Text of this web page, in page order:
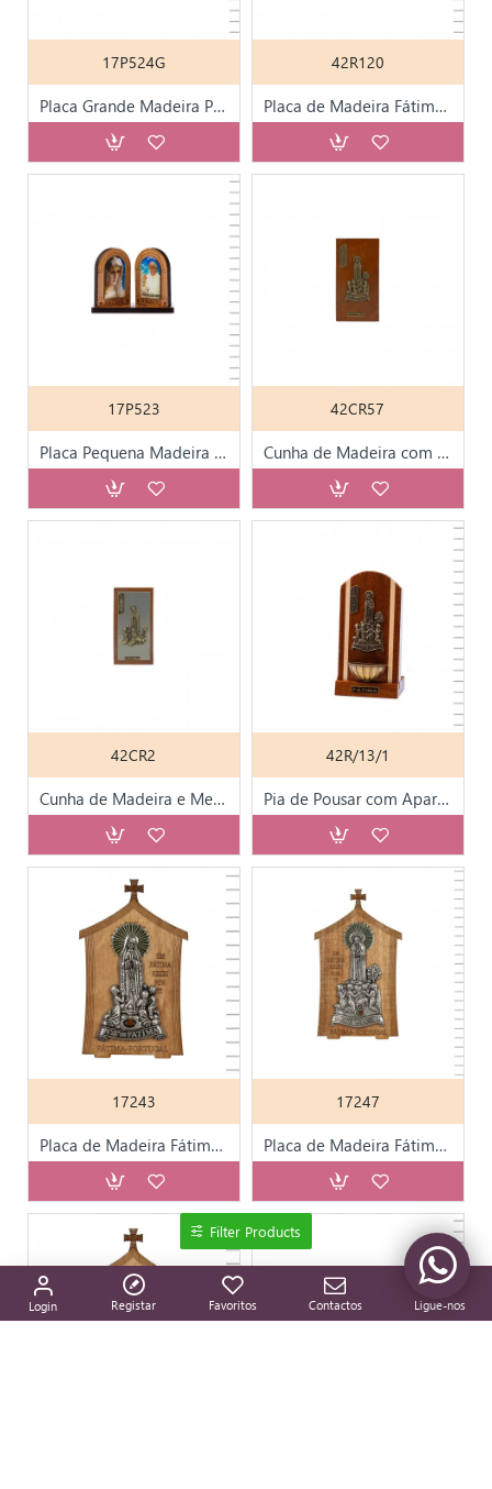
17P524G
Placa Grande Madeira Papa Francisco e Fátima Colorido
42R120
Placa de Madeira Fátima Metal 7 cm
17P523
Placa Pequena Madeira Papa Francisco e Fátima Colorido
42CR57
Cunha de Madeira com Fátima 10.1*5.4cm
42CR2
Cunha de Madeira e Metal com Fátima 11.4*6cm
42R/13/1
Pia de Pousar com Aparição Metal 10,50 cm
17243
Placa de Madeira Fátima Metal 12.50x7.20cm
17247
Placa de Madeira Fátima Metal 15.50x8.00cm
Login Registar Favoritos Contactos Ligue-nos
Filter Products